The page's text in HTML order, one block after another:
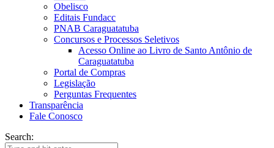
Obelisco
Editais Fundacc
PNAB Caraguatatuba
Concursos e Processos Seletivos
Acesso Online ao Livro de Santo Antônio de
Caraguatatuba
Portal de Compras
Legislação
Perguntas Frequentes
Transparência
Fale Conosco
Search: